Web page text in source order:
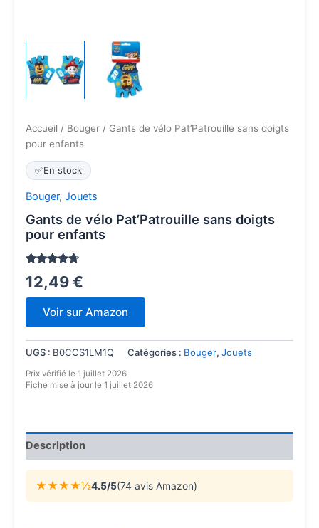
Accueil / Bouger / Gants de vélo Pat’Patrouille sans doigts
pour enfants
✅En stock
Bouger, Jouets
Gants de vélo Pat’Patrouille sans doigts
pour enfants
sur 5
basé sur
client
12,49€
Voir sur Amazon
UGS : B0CCS1LM1Q Catégories : Bouger, Jouets
Prix vérifié le 1 juillet 2026
Fiche mise à jour le 1 juillet 2026
Description
★★★★½4.5/5(74 avis Amazon)